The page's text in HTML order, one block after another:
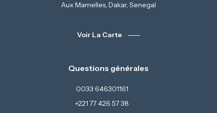
Aux Mamelles, Dakar, Senegal
Voir La Carte
Questions générales
0033 646301161
+221 77 426 57 38